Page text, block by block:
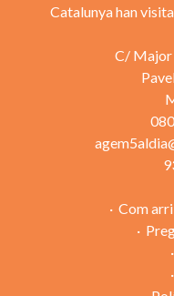
Catalunya han
C/ Major
Com